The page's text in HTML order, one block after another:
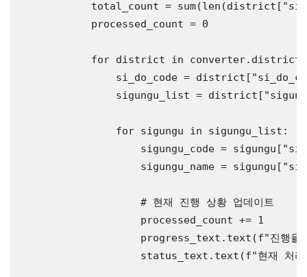
            total_count = sum(len(district[
            processed_count = 0
for district in
                si_do_code = district[
                sigungu_list = district[
for sigungu in sigungu_list:
                    sigungu_code = sigungu[
                    sigungu_name = sigungu[
# 현재 진행 상황 업데이트
                    processed_count += 1
                    progress_text.text(f
"진행
                    status_text.text(f
"현재 처